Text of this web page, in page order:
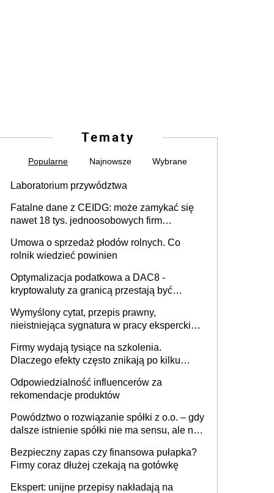
Tematy
Popularne Najnowsze Wybrane
Laboratorium przywództwa
Fatalne dane z CEIDG: może zamykać się
nawet 18 tys. jednoosobowych firm
Umowa o sprzedaż płodów rolnych. Co
rolnik wiedzieć powinien
Optymalizacja podatkowa a DAC8 -
kryptowaluty za granicą przestają być
Wymyślony cytat, przepis prawny,
nieistniejąca sygnatura w pracy eksperckiej -
firmie
Firmy wydają tysiące na szkolenia.
Dlaczego efekty często znikają po kilku
Odpowiedzialność influencerów za
rekomendacje produktów
Powództwo o rozwiązanie spółki z o.o. – gdy
dalsze istnienie spółki nie ma sensu, ale nie
Bezpieczny zapas czy finansowa pułapka?
Firmy coraz dłużej czekają na gotówkę
Ekspert: unijne przepisy nakładają na